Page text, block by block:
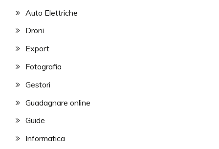
Auto Elettriche
Droni
Export
Fotografia
Gestori
Guadagnare online
Guide
Informatica